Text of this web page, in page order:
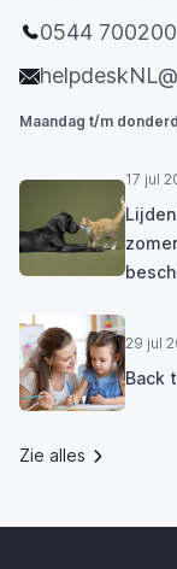
0544 700200
Maandag t/m
17 jul
29 jul
Back
Zie alles